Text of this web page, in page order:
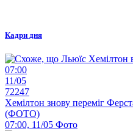
Кадри дня
07:00
11/05
72247
Хемілтон знову переміг
(ФОТО)
07:00, 11/05 Фото